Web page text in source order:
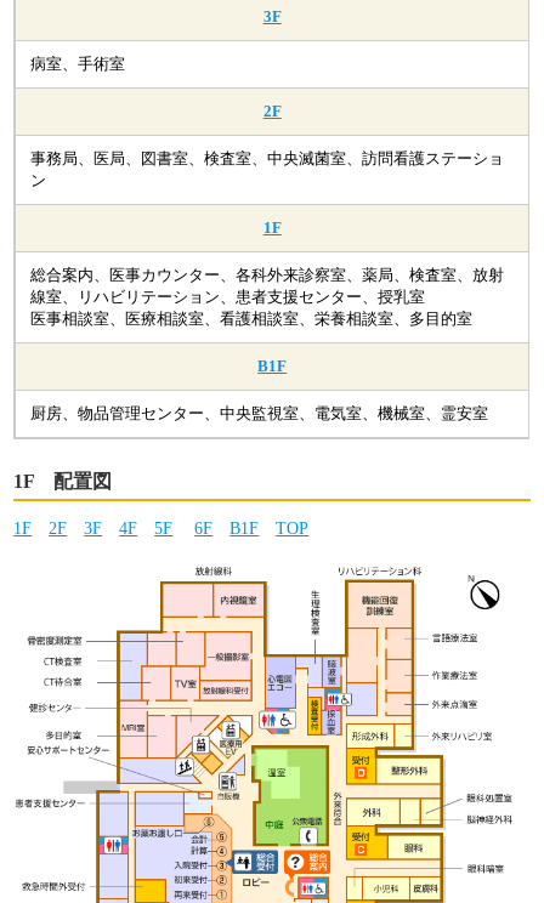
3F
病室、手術室
2F
事務局、医局、図書室、検査室、中央滅菌室、訪問看護ステーショ
ン
1F
総合案内、医事カウンター、各科外来診察室、薬局、検査室、放射
線室、リハビリテーション、患者支援センター、授乳室
医事相談室、医療相談室、看護相談室、栄養相談室、多目的室
B1F
厨房、物品管理センター、中央監視室、電気室、機械室、霊安室
1F 配置図
1F 2F 3F 4F 5F 6F B1F TOP